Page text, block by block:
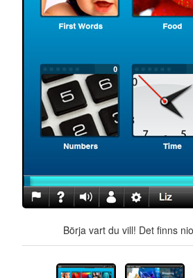
Börja vart du vill! Det finns